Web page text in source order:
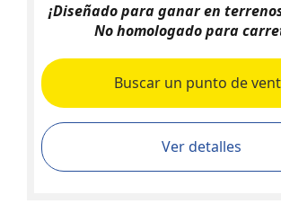
¡Diseñado para ganar en
No homologado para
Buscar un punto de
Ver detalles